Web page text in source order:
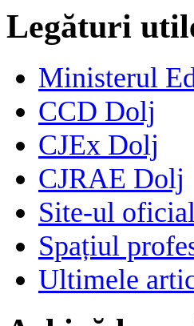
Legături
Ministerul
CCD Dolj
CJEx Dolj
CJRAE Dolj
Site-ul
Spațiul
Ultimele